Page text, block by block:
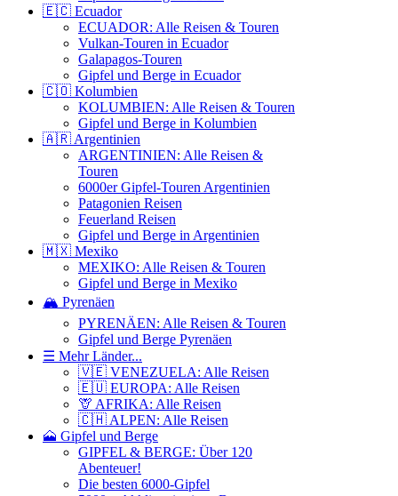
🇪🇨 Ecuador
ECUADOR: Alle Reisen & Touren
Vulkan-Touren in Ecuador
Galapagos-Touren
Gipfel und Berge in Ecuador
🇨🇴 Kolumbien
KOLUMBIEN: Alle Reisen & Touren
Gipfel und Berge in Kolumbien
🇦🇷 Argentinien
ARGENTINIEN: Alle Reisen &
Touren
6000er Gipfel-Touren Argentinien
Patagonien Reisen
Feuerland Reisen
Gipfel und Berge in Argentinien
🇲🇽 Mexiko
MEXIKO: Alle Reisen & Touren
Gipfel und Berge in Mexiko
🏔️ Pyrenäen
PYRENÄEN: Alle Reisen & Touren
Gipfel und Berge Pyrenäen
☰ Mehr Länder...
🇻🇪 VENEZUELA: Alle Reisen
🇪🇺 EUROPA: Alle Reisen
🦒 AFRIKA: Alle Reisen
🇨🇭 ALPEN: Alle Reisen
🗻 Gipfel und Berge
GIPFEL & BERGE: Über 120
Abenteuer!
Die besten 6000-Gipfel